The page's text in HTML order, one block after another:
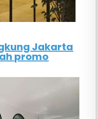
Jakarta
promo